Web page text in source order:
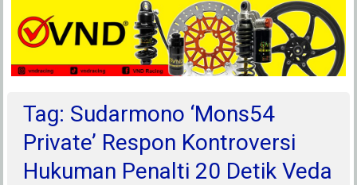
Tag: Sudarmono ‘Mons54
Private’ Respon Kontroversi
Hukuman Penalti 20 Detik Veda